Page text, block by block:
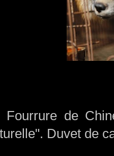
Fourrure de
Duvet de